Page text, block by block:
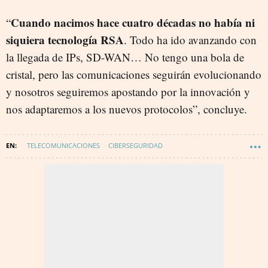
“Cuando nacimos hace cuatro décadas no había ni
siquiera tecnología RSA. Todo ha ido avanzando con
la llegada de IPs, SD-WAN… No tengo una bola de
cristal, pero las comunicaciones seguirán evolucionando
y nosotros seguiremos apostando por la innovación y
nos adaptaremos a los nuevos protocolos”, concluye.
TELECOMUNICACIONES CIBERSEGURIDAD